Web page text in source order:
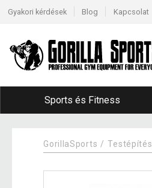
Gyakori kérdések Blog Kapcsolat
Sports és Fitness
GorillaSports Testépítés